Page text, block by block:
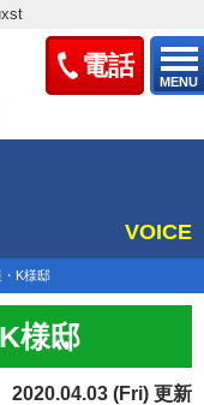
電話
MENU
VOICE
・K様邸
様邸
2020.04.03 (Fri) 更新